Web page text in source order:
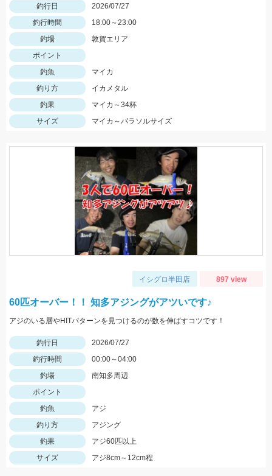
釣行日
2026/07/27
釣行時間
18:00～23:00
釣場
敦賀エリア
ポイント
釣魚
マイカ
釣り方
イカメタル
釣果
マイカ～34杯
サイズ
マイカ～パラソルサイズ
イシグロ半田店 897 view
60匹オーバー！！ 知多アジングがアツいです♪
アジのいる層やHITパターンを見つけるのが数を伸ばすコツです！
釣行日
2026/07/27
釣行時間
00:00～04:00
釣場
南知多周辺
ポイント
釣魚
アジ
釣り方
アジング
釣果
アジ60匹以上
サイズ
アジ8cm～12cm程